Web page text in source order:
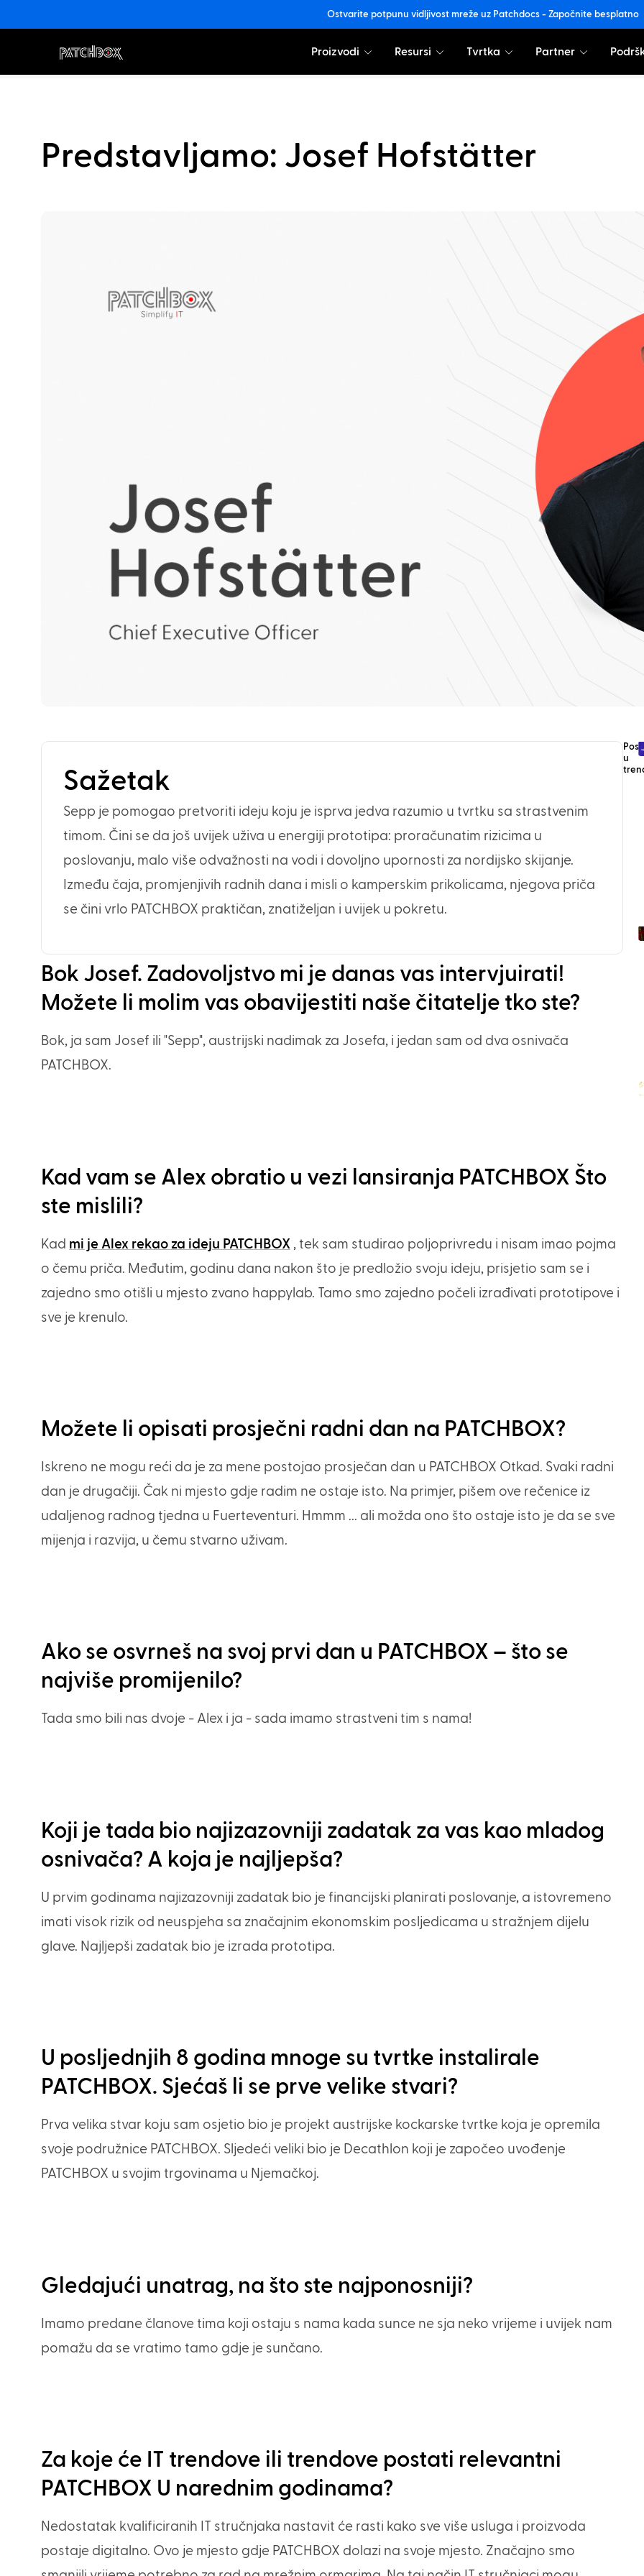
Ostvarite potpunu vidljivost mreže uz Patchdocs - Započnite besplatno
Proizvodi Resursi Tvrtka Partner
Predstavljamo: Josef Hofstätter
Sažetak
Sepp je pomogao pretvoriti ideju koju je isprva jedva razumio u tvrtku sa strastvenim
timom. Čini se da još uvijek uživa u energiji prototipa: proračunatim rizicima u
poslovanju, malo više odvažnosti na vodi i dovoljno upornosti za nordijsko skijanje.
Između čaja, promjenjivih radnih dana i misli o kamperskim prikolicama, njegova priča
se čini vrlo PATCHBOX praktičan, znatiželjan i uvijek u pokretu.
Bok Josef. Zadovoljstvo mi je danas vas intervjuirati!
Možete li molim vas obavijestiti naše čitatelje tko ste?
Bok, ja sam Josef ili "Sepp", austrijski nadimak za Josefa, i jedan sam od dva osnivača
PATCHBOX.
Kad vam se Alex obratio u vezi lansiranja PATCHBOX Što
ste mislili?
Kad mi je Alex rekao za ideju PATCHBOX , tek sam studirao poljoprivredu i nisam imao pojma
o čemu priča. Međutim, godinu dana nakon što je predložio svoju ideju, prisjetio sam se i
zajedno smo otišli u mjesto zvano happylab. Tamo smo zajedno počeli izrađivati ​​prototipove i
sve je krenulo.
Možete li opisati prosječni radni dan na PATCHBOX?
Iskreno ne mogu reći da je za mene postojao prosječan dan u PATCHBOX Otkad. Svaki radni
dan je drugačiji. Čak ni mjesto gdje radim ne ostaje isto. Na primjer, pišem ove rečenice iz
udaljenog radnog tjedna u Fuerteventuri. Hmmm ... ali možda ono što ostaje isto je da se sve
mijenja i razvija, u čemu stvarno uživam.
Ako se osvrneš na svoj prvi dan u PATCHBOX – što se
najviše promijenilo?
Tada smo bili nas dvoje - Alex i ja - sada imamo strastveni tim s nama!
Koji je tada bio najizazovniji zadatak za vas kao mladog
osnivača? A koja je najljepša?
U prvim godinama najizazovniji zadatak bio je financijski planirati poslovanje, a istovremeno
imati visok rizik od neuspjeha sa značajnim ekonomskim posljedicama u stražnjem dijelu
glave. Najljepši zadatak bio je izrada prototipa.
U posljednjih 8 godina mnoge su tvrtke instalirale
PATCHBOX. Sjećaš li se prve velike stvari?
Prva velika stvar koju sam osjetio bio je projekt austrijske kockarske tvrtke koja je opremila
svoje podružnice PATCHBOX. Sljedeći veliki bio je Decathlon koji je započeo uvođenje
PATCHBOX u svojim trgovinama u Njemačkoj.
Gledajući unatrag, na što ste najponosniji?
Imamo predane članove tima koji ostaju s nama kada sunce ne sja neko vrijeme i uvijek nam
pomažu da se vratimo tamo gdje je sunčano.
Za koje će IT trendove ili trendove postati relevantni
PATCHBOX U narednim godinama?
Nedostatak kvalificiranih IT stručnjaka nastavit će rasti kako sve više usluga i proizvoda
postaje digitalno. Ovo je mjesto gdje PATCHBOX dolazi na svoje mjesto. Značajno smo
u